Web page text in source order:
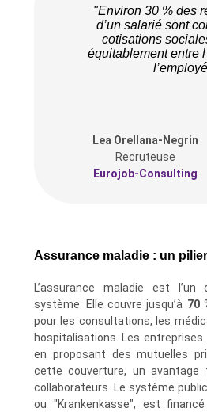
"Environ 30 % des
d’un salarié sont
cotisations
équitablement entre
Lea Orellana-Negrin
Recruteuse
Eurojob-Consulting
Assurance maladie : un
L’assurance maladie est
système. Elle couvre jusqu’à 70
pour les consultations, les
hospitalisations. Les
en proposant des mutuelles
cette couverture, un avantage
collaborateurs. Le système
ou "Krankenkasse", est